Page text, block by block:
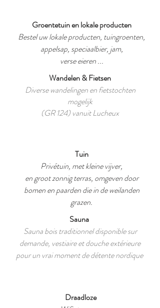
Groentetuin en lokale producten
Bestel uw lokale producten, tuingroenten,
appelsap, speciaalbier, jam,
verse eieren ...
Wandelen & Fietsen
Diverse wandelingen en fietstochten
mogelijk
(GR 124) vanuit Lucheux
Tuin
Privétuin, met kleine vijver,
en groot zonnig terras, omgeven door
bomen en paarden die in de weilanden
grazen.
Sauna
Sauna bois traditionnel disponible sur
demande, vestiaire et douche extérieure
pour un vrai moment de détente nordique
Draadloze